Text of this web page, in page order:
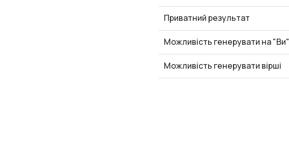
Приватний результат
Можливість генерувати на "Ви"
Можливість генерувати вірші